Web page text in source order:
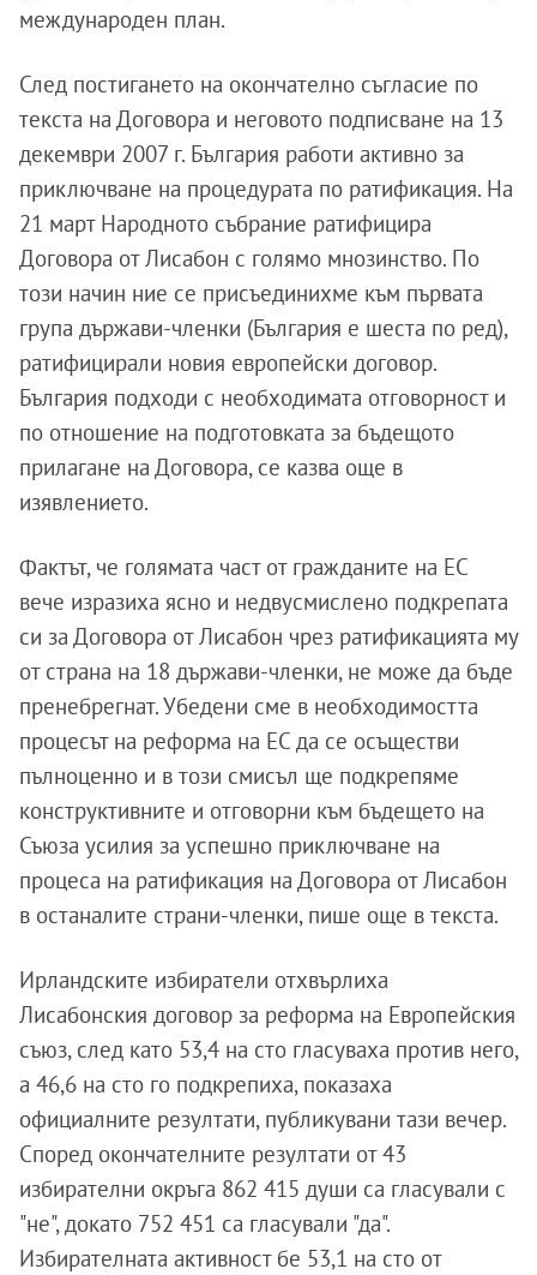
международен план.
След постигането на окончателно съгласие по
текста на Договора и неговото подписване на 13
декември 2007 г. България работи активно за
приключване на процедурата по ратификация. На
21 март Народното събрание ратифицира
Договора от Лисабон с голямо мнозинство. По
този начин ние се присъединихме към първата
група държави-членки (България е шеста по ред),
ратифицирали новия европейски договор.
България подходи с необходимата отговорност и
по отношение на подготовката за бъдещото
прилагане на Договора, се казва още в
изявлението.
Фактът, че голямата част от гражданите на ЕС
вече изразиха ясно и недвусмислено подкрепата
си за Договора от Лисабон чрез ратификацията му
от страна на 18 държави-членки, не може да бъде
пренебрегнат. Убедени сме в необходимостта
процесът на реформа на ЕС да се осъществи
пълноценно и в този смисъл ще подкрепяме
конструктивните и отговорни към бъдещето на
Съюза усилия за успешно приключване на
процеса на ратификация на Договора от Лисабон
в останалите страни-членки, пише още в текста.
Ирландските избиратели отхвърлиха
Лисабонския договор за реформа на Европейския
съюз, след като 53,4 на сто гласуваха против него,
а 46,6 на сто го подкрепиха, показаха
официалните резултати, публикувани тази вечер.
Според окончателните резултати от 43
избирателни окръга 862 415 души са гласували с
"не", докато 752 451 са гласували "да".
Избирателната активност бе 53,1 на сто от